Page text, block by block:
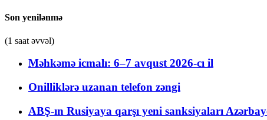
Son yenilənmə
(1 saat əvvəl)
Məhkəmə icmalı: 6–7 avqust 2026-cı il
Onilliklərə uzanan telefon zəngi
ABŞ-ın Rusiyaya qarşı yeni sanksiyaları